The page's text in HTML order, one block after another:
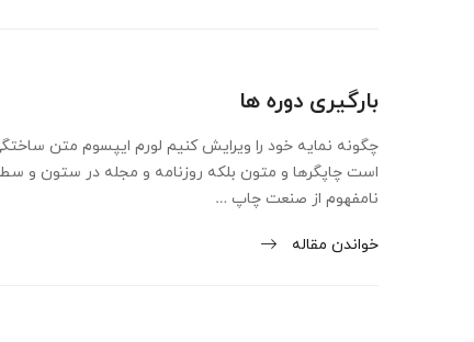
بارگیری دوره ها
چگونه نمایه خود را ویرایش کنیم لورم ایپسوم متن
است چاپگرها و متون بلکه روزنامه و مجله در ستون و
نامفهوم از صنعت چاپ …
خواندن مقاله